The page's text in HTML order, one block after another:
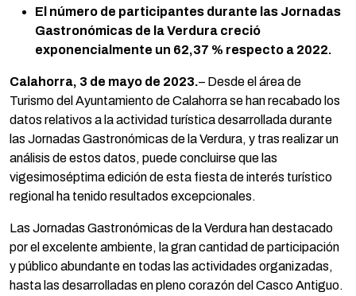
El número de participantes durante las Jornadas
Gastronómicas de la Verdura creció
exponencialmente un 62,37 % respecto a 2022.
Calahorra, 3 de mayo de 2023.– Desde el área de
Turismo del Ayuntamiento de Calahorra se han recabado los
datos relativos a la actividad turística desarrollada durante
las Jornadas Gastronómicas de la Verdura, y tras realizar un
análisis de estos datos, puede concluirse que las
vigesimoséptima edición de esta fiesta de interés turístico
regional ha tenido resultados excepcionales.
Las Jornadas Gastronómicas de la Verdura han destacado
por el excelente ambiente, la gran cantidad de participación
y público abundante en todas las actividades organizadas,
hasta las desarrolladas en pleno corazón del Casco Antiguo.